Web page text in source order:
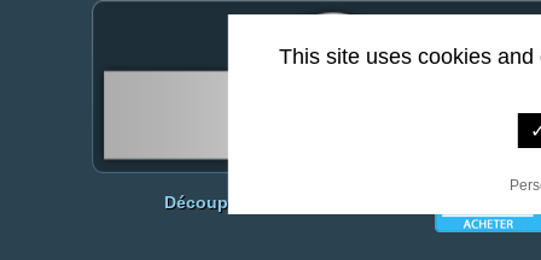
Découpe Center Rubis
This site uses cookies